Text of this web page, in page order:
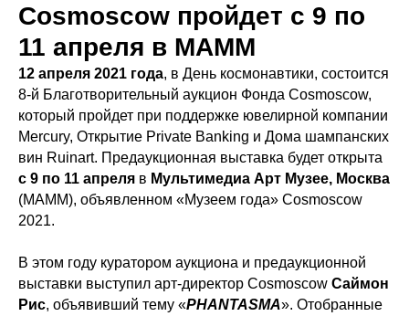
Cosmoscow пройдет с 9 по
11 апреля в МАММ
12 апреля 2021 года, в День космонавтики, состоится
8-й Благотворительный аукцион Фонда Cosmoscow,
который пройдет при поддержке ювелирной компании
Mercury, Открытие Private Banking и Дома шампанских
вин Ruinart. Предаукционная выставка будет открыта
с 9 по 11 апреля в Мультимедиа Арт Музее, Москва
(МАММ), объявленном «Музеем года» Cosmoscow
2021.
В этом году куратором аукциона и предаукционной
выставки выступил арт-директор Cosmoscow Саймон
Рис, объявивший тему «PHANTASMA». Отобранные